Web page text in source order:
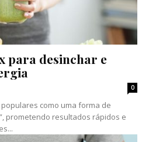
para desinchar e
0
como uma forma de
prometendo resultados rápidos e